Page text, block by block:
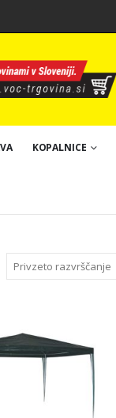
KOPALNICE